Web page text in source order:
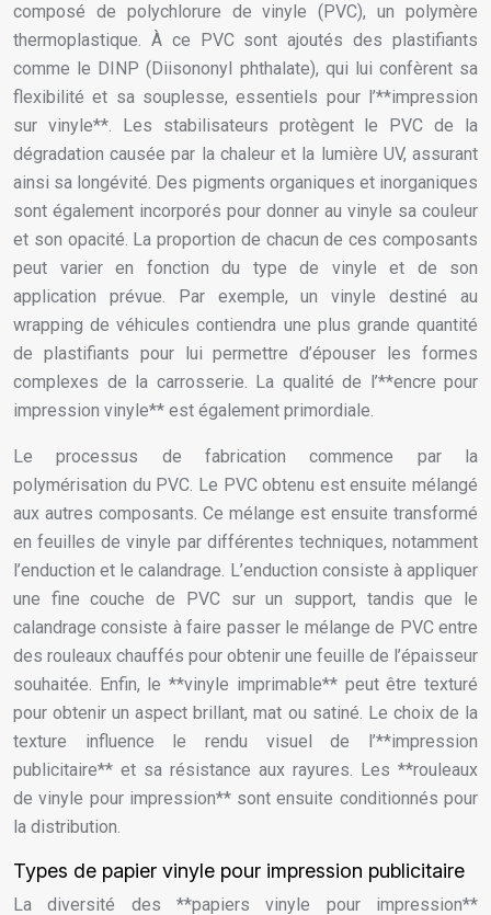
composé de polychlorure de vinyle (PVC), un polymère
thermoplastique. À ce PVC sont ajoutés des plastifiants
comme le DINP (Diisononyl phthalate), qui lui confèrent sa
flexibilité et sa souplesse, essentiels pour l’**impression
sur vinyle**. Les stabilisateurs protègent le PVC de la
dégradation causée par la chaleur et la lumière UV, assurant
ainsi sa longévité. Des pigments organiques et inorganiques
sont également incorporés pour donner au vinyle sa couleur
et son opacité. La proportion de chacun de ces composants
peut varier en fonction du type de vinyle et de son
application prévue. Par exemple, un vinyle destiné au
wrapping de véhicules contiendra une plus grande quantité
de plastifiants pour lui permettre d’épouser les formes
complexes de la carrosserie. La qualité de l’**encre pour
impression vinyle** est également primordiale.
Le processus de fabrication commence par la
polymérisation du PVC. Le PVC obtenu est ensuite mélangé
aux autres composants. Ce mélange est ensuite transformé
en feuilles de vinyle par différentes techniques, notamment
l’enduction et le calandrage. L’enduction consiste à appliquer
une fine couche de PVC sur un support, tandis que le
calandrage consiste à faire passer le mélange de PVC entre
des rouleaux chauffés pour obtenir une feuille de l’épaisseur
souhaitée. Enfin, le **vinyle imprimable** peut être texturé
pour obtenir un aspect brillant, mat ou satiné. Le choix de la
texture influence le rendu visuel de l’**impression
publicitaire** et sa résistance aux rayures. Les **rouleaux
de vinyle pour impression** sont ensuite conditionnés pour
la distribution.
Types de papier vinyle pour impression publicitaire
La diversité des **papiers vinyle pour impression**